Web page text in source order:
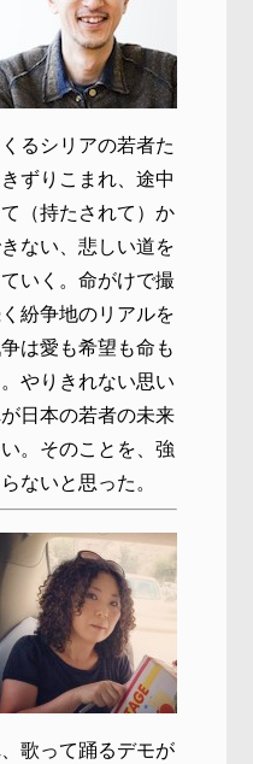
るシリアの若者た
ずりこまれ、途中
（持たされて）か
ない、悲しい道を
いく。命がけで撮
紛争地のリアルを
は愛も希望も命も
やりきれない思い
日本の若者の未来
。そのことを、強
ないと思った。
歌って踊るデモが